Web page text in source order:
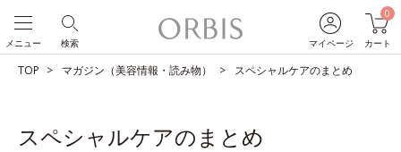
マイページ
0
カート
検索
メニュー
TOP マガジン（美容情報・読み物） スペシャルケアのまとめ
スペシャルケアのまとめ